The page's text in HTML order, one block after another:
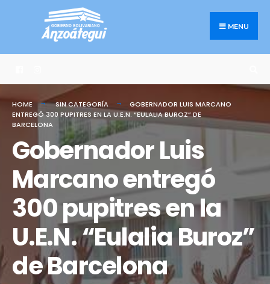
MENU
HOME SIN CATEGORÍA
GOBERNADOR LUIS MARCANO
ENTREGÓ 300 PUPITRES EN LA U.E.N. “EULALIA BUROZ” DE
BARCELONA
Gobernador Luis
Marcano entregó
300 pupitres en la
U.E.N. “Eulalia Buroz”
de Barcelona
Search